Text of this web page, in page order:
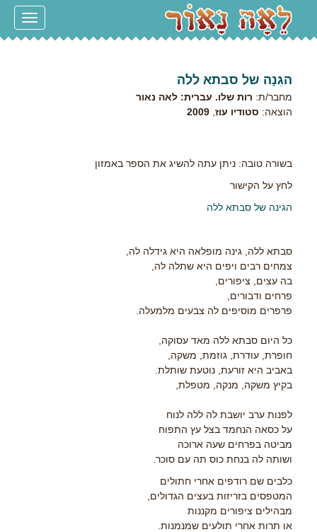
Toggle
הגִּנָה של סבתא ללה
מחבר/ת: רות שלו. עברית: לאה נאור
הוצאה: סטודיו עוז 2009
בשורה טובה: ניתן עתה להשיג את הספר באמזון
לחץ על הקישור
הגינה של סבתא ללה
סבתא ללה, גינה מופלאה היא גידלה לה,
צמחים רבים ויפים היא שתלה לה,
בה עצים, ציפורים,
פרחים ודבורים,
פרפרים מוסיפים לה צבעים מלמעלה.
כל היום סבתא ללה מאד עסוקה,
חופרת, עודרת, גוזמת, משקה,
באביב היא זורעת, נוטעת שותלת.
בקיץ משקה, מנקה, מטפלת,
לפנות ערב יושבת לה ללה לנוח
על כסאה הנחמד בצל עץ התפוח
מביטה בפרחים שעה ארוכה
ושותה לה בנחת כוס תה עם סוכר.
כלבים שם רודפים אחרי חתולים
המטפסים בזריזות בעצים הגדולים,
מבהילים ציפורים מקננות
או תרות אחרי תולעים שמנמנות.